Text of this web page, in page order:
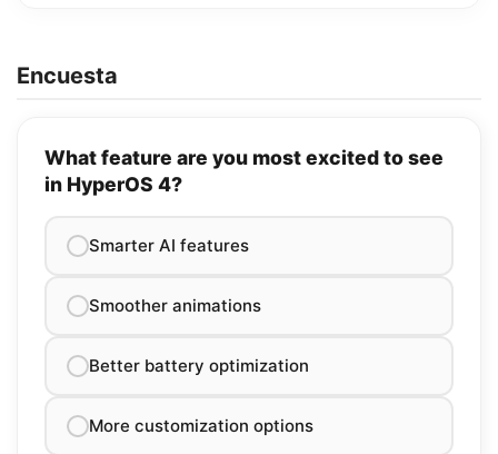
Encuesta
What feature are you most excited to see
in HyperOS 4?
Smarter AI features
Smoother animations
Better battery optimization
More customization options